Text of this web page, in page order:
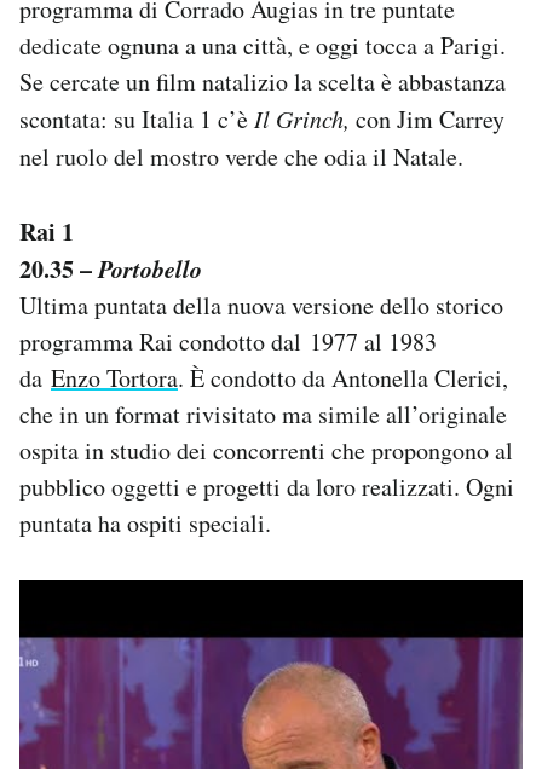
AREA PERSONALE
Area Personale
Notifiche mobile
Regala il Post
programma di Corrado Augias in tre puntate
dedicate ognuna a una città, e oggi tocca a Parigi.
Se cercate un film natalizio la scelta è abbastanza
scontata: su Italia 1 c’è Il Grinch, con Jim Carrey
nel ruolo del mostro verde che odia il Natale.
Rai 1
20.35 –Portobello
Ultima puntata della nuova versione dello storico
programma Rai condotto dal 1977 al 1983
da Enzo Tortora. È condotto da Antonella Clerici,
che in un format rivisitato ma simile all’originale
ospita in studio dei concorrenti che propongono al
pubblico oggetti e progetti da loro realizzati. Ogni
puntata ha ospiti speciali.